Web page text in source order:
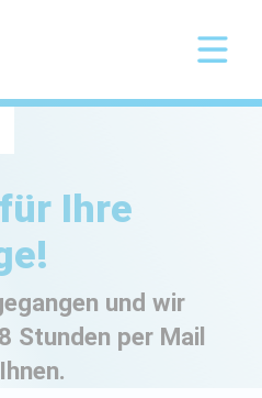
Ihre
und wir
Stunden per Mail